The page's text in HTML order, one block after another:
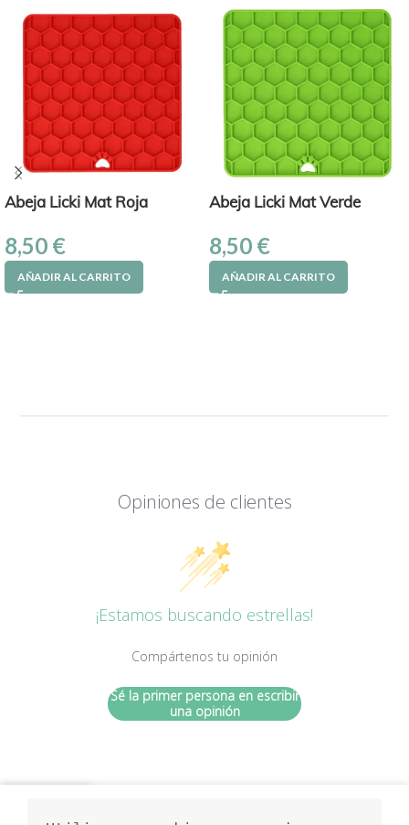
Abeja Licki Mat Roja
8,50 €
AÑADIR AL CARRITO
Abeja Licki Mat Verde
8,50 €
AÑADIR AL CARRITO
Opiniones de clientes
¡Estamos buscando estrellas!
Compártenos tu opinión
Sé la primer persona en escribir
una opinión
de deseos
Mi cuentaCarro